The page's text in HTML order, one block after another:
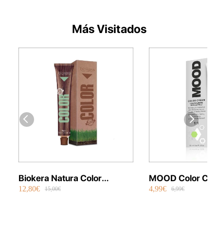
Más Visitados
Biokera Natura Color
Orgánico 70 ml
12,80€ 15,00€
MOOD Color
Permanente
4,99€ 6,99€